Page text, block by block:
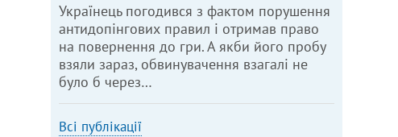
Українець погодився з фактом порушення
антидопінгових правил і отримав право
на повернення до гри. А якби його пробу
взяли зараз, обвинувачення взагалі не
було б через…
Всі публікації